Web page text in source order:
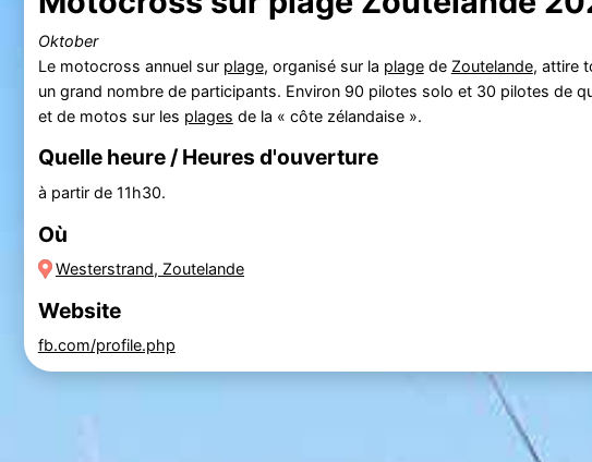
Oktober
Le motocross annuel sur plage, organisé sur la plagede Zoutelande, attire
un grand nombre de participants. Environ 90 pilotes solo et 30 pilotes de
et de motos sur les plages de la « côte zélandaise ».
Quelle heure / Heures d'ouverture
à partir de 11h30.
Où
Westerstrand, Zoutelande
Website
fb.com/profile.php